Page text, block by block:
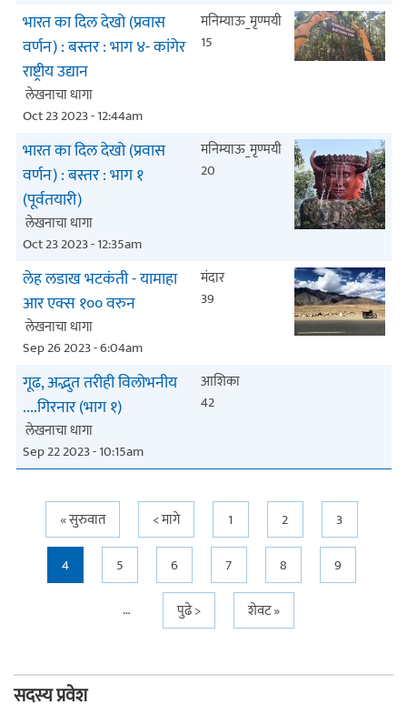
भारत का दिल देखो (प्रवास
वर्णन) : बस्तर : भाग ४- कांगेर
राष्ट्रीय उद्यान
लेखनाचा धागा
Oct 23 2023 - 12:44am
मनिम्याऊ_मृण्मयी
15
भारत का दिल देखो (प्रवास
वर्णन) : बस्तर : भाग १
(पूर्वतयारी)
लेखनाचा धागा
Oct 23 2023 - 12:35am
मनिम्याऊ_मृण्मयी
20
लेह लडाख भटकंती - यामाहा
आर एक्स १०० वरुन
लेखनाचा धागा
Sep 26 2023 - 6:04am
मंदार
39
गूढ, अद्भुत तरीही विलोभनीय
....गिरनार (भाग १)
लेखनाचा धागा
Sep 22 2023 - 10:15am
आशिका
42
Pages« सुरुवात < मागे 1 2
3
4
5 6 7 8
9
…
पुढे > शेवट »
सदस्य प्रवेश